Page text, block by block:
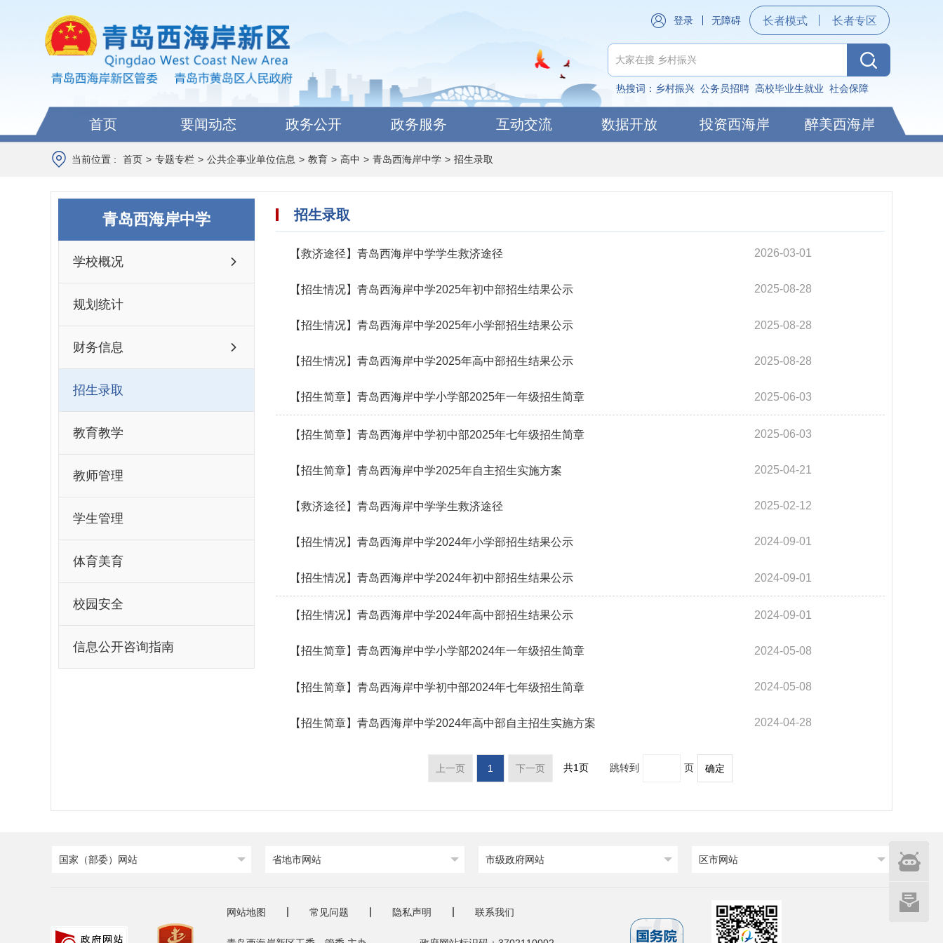
登录 无障碍 长者模式 长者专区
热搜词： 乡村振兴 公务员招聘 高校毕业生就业 社会保障
首页 要闻动态 政务公开 政务服务 互动交流 数据开放 投资西海岸 醉美西海岸
当前位置 : 首页 > 专题专栏 > 公共企事业单位信息 > 教育 > 高中 > 青岛西海岸中学 > 招生录取
青岛西海岸中学
学校概况
规划统计
财务信息
招生录取
教育教学
教师管理
学生管理
体育美育
校园安全
信息公开咨询指南
招生录取
【救济途径】青岛西海岸中学学生救济途径 2026-03-01
【招生情况】青岛西海岸中学2025年初中部招生结果公示 2025-08-28
【招生情况】青岛西海岸中学2025年小学部招生结果公示 2025-08-28
【招生情况】青岛西海岸中学2025年高中部招生结果公示 2025-08-28
【招生简章】青岛西海岸中学小学部2025年一年级招生简章 2025-06-03
【招生简章】青岛西海岸中学初中部2025年七年级招生简章 2025-06-03
【招生简章】青岛西海岸中学2025年自主招生实施方案 2025-04-21
【救济途径】青岛西海岸中学学生救济途径 2025-02-12
【招生情况】青岛西海岸中学2024年小学部招生结果公示 2024-09-01
【招生情况】青岛西海岸中学2024年初中部招生结果公示 2024-09-01
【招生情况】青岛西海岸中学2024年高中部招生结果公示 2024-09-01
【招生简章】青岛西海岸中学小学部2024年一年级招生简章 2024-05-08
【招生简章】青岛西海岸中学初中部2024年七年级招生简章 2024-05-08
【招生简章】青岛西海岸中学2024年高中部自主招生实施方案 2024-04-28
上一页 1 下一页 共1页 跳转到 页 确定
国家（部委）网站 省地市网站 市级政府网站 区市网站
网站地图 常见问题 隐私声明 联系我们
智能
问答
网站建设
意见征集